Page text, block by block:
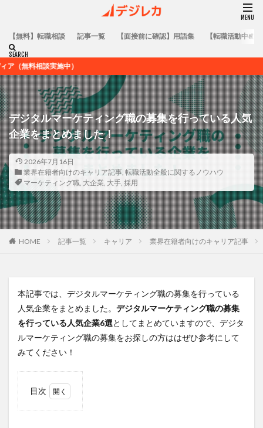
【無料】転職相談 記事一覧 【面接前に確認】用語集 【転職活動中の
デジタルマーケティング職の募集を行っている人気
企業をまとめました！
2026年7月16日
業界在籍者向けのキャリア記事, 転職活動全般に関するノウハウ
マーケティング職, 大企業, 大手, 採用
HOME 記事一覧 キャリア 業界在籍者向けのキャリア記事
本記事では、デジタルマーケティング職の募集を行っている
人気企業をまとめました。 デジタルマーケティング職の募集
を行っている人気企業6選としてまとめていますので、デジタ
ルマーケティング職の募集をお探しの方ははぜひ参考にして
みてください！
目次